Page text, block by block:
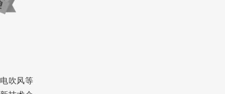
吹风等